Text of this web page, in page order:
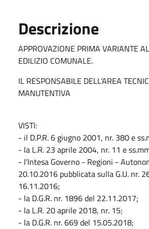
Descrizione
APPROVAZIONE PRIMA VARIANTE
EDILIZIO COMUNALE.
IL RESPONSABILE DELL’AREA
MANUTENTIVA
VISTI:
- il D.P.R. 6 giugno 2001, nr. 380 e
- la L.R. 23 aprile 2004, nr. 11 e
- l’Intesa Governo - Regioni -
20.10.2016 pubblicata sulla G.U. nr.
16.11.2016;
- la D.G.R. nr. 1896 del 22.11.2017;
- la L.R. 20 aprile 2018, nr. 15;
- la D.G.R. nr. 669 del 15.05.2018;